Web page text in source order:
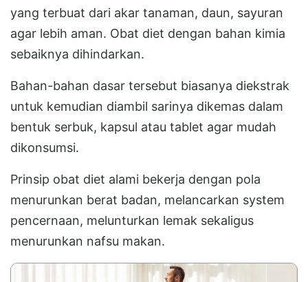
yang terbuat dari akar tanaman, daun, sayuran
agar lebih aman. Obat diet dengan bahan kimia
sebaiknya dihindarkan.
Bahan-bahan dasar tersebut biasanya diekstrak
untuk kemudian diambil sarinya dikemas dalam
bentuk serbuk, kapsul atau tablet agar mudah
dikonsumsi.
Prinsip obat diet alami bekerja dengan pola
menurunkan berat badan, melancarkan system
pencernaan, melunturkan lemak sekaligus
menurunkan nafsu makan.